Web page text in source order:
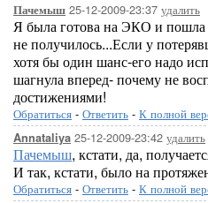
Пачемыш 25-12-2009-23:37 удалить
Я была готова на ЭКО и пошла
не получилось...Если у
хотя бы один шанс-его надо
шагнула вперед- почему не
достижениями!
Обратиться - Ответить - К полной
Annataliya 25-12-2009-23:42 удалить
Пачемыш, кстати, да,
И так, кстати, было на
Обратиться - Ответить - К полной